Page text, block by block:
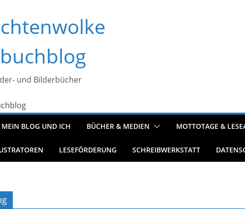
und Bilderbücher
MEIN BLOG UND ICH BÜCHER & MEDIEN MOTTOTAGE &
LESEFÖRDERUNG SCHREIBWERKSTATT